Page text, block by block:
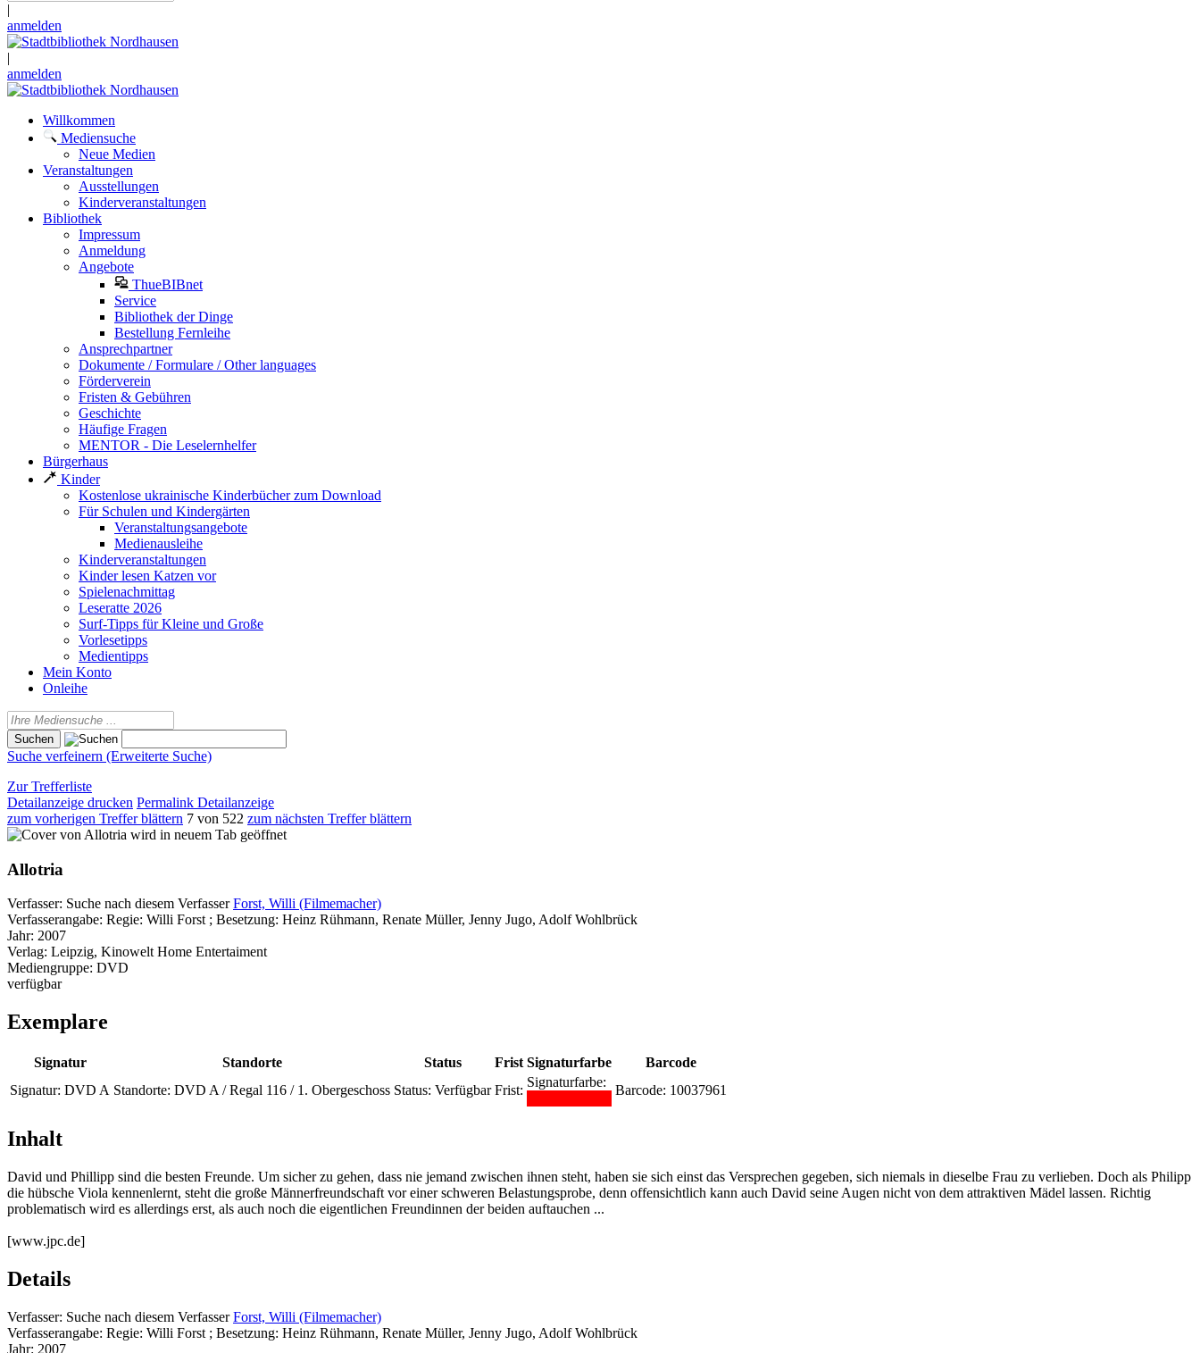
|
anmelden
|
anmelden
Willkommen
Mediensuche
Neue Medien
Veranstaltungen
Ausstellungen
Kinderveranstaltungen
Bibliothek
Impressum
Anmeldung
Angebote
ThueBIBnet
Service
Bibliothek der Dinge
Bestellung Fernleihe
Ansprechpartner
Dokumente / Formulare / Other languages
Förderverein
Fristen & Gebühren
Geschichte
Häufige Fragen
MENTOR - Die Leselernhelfer
Bürgerhaus
Kinder
Kostenlose ukrainische Kinderbücher zum Download
Für Schulen und Kindergärten
Veranstaltungsangebote
Medienausleihe
Kinderveranstaltungen
Kinder lesen Katzen vor
Spielenachmittag
Leseratte 2026
Surf-Tipps für Kleine und Große
Vorlesetipps
Medientipps
Mein Konto
Onleihe
Suche verfeinern (Erweiterte Suche)
Zur Trefferliste
Detailanzeige drucken Permalink Detailanzeige
zum vorherigen Treffer blättern 7 von 522 zum nächsten Treffer blättern
wird in neuem Tab geöffnet
Allotria
Verfasser: Suche nach diesem Verfasser Forst, Willi (Filmemacher)
Verfasserangabe: Regie: Willi Forst ; Besetzung: Heinz Rühmann, Renate Müller, Jenny Jugo, Adolf Wohlbrück
Jahr: 2007
Verlag: Leipzig, Kinowelt Home Entertaiment
Mediengruppe: DVD
verfügbar
Exemplare
Signatur Standorte Status Frist Signaturfarbe
Barcode
Signatur: DVD A Standorte: DVD A / Regal 116 / 1. Obergeschoss Status: Verfügbar Frist:
Signaturfarbe:
Barcode: 10037961
Inhalt
David und Phillipp sind die besten Freunde. Um sicher zu gehen, dass nie jemand zwischen ihnen steht, haben sie sich einst das Versprechen gegeben, sich niemals in dieselbe Frau zu verlieben. Doch als Philipp
die hübsche Viola kennenlernt, steht die große Männerfreundschaft vor einer schweren Belastungsprobe, denn offensichtlich kann auch David seine Augen nicht von dem attraktiven Mädel lassen. Richtig
problematisch wird es allerdings erst, als auch noch die eigentlichen Freundinnen der beiden auftauchen ...
[www.jpc.de]
Details
Verfasser: Suche nach diesem Verfasser Forst, Willi (Filmemacher)
Verfasserangabe: Regie: Willi Forst ; Besetzung: Heinz Rühmann, Renate Müller, Jenny Jugo, Adolf Wohlbrück
Jahr: 2007